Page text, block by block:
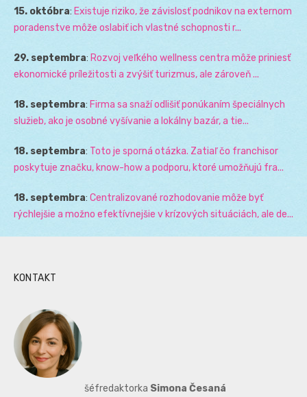
15. októbra: Existuje riziko, že závislosť podnikov na externom
poradenstve môže oslabiť ich vlastné schopnosti r...
29. septembra: Rozvoj veľkého wellness centra môže priniesť
ekonomické príležitosti a zvýšiť turizmus, ale zároveň ...
18. septembra: Firma sa snaží odlišiť ponúkaním špeciálnych
služieb, ako je osobné vyšívanie a lokálny bazár, a tie...
18. septembra: Toto je sporná otázka. Zatiaľ čo franchisor
poskytuje značku, know-how a podporu, ktoré umožňujú fra...
18. septembra: Centralizované rozhodovanie môže byť
rýchlejšie a možno efektívnejšie v krízových situáciách, ale de...
KONTAKT
šéfredaktorka Simona Česaná